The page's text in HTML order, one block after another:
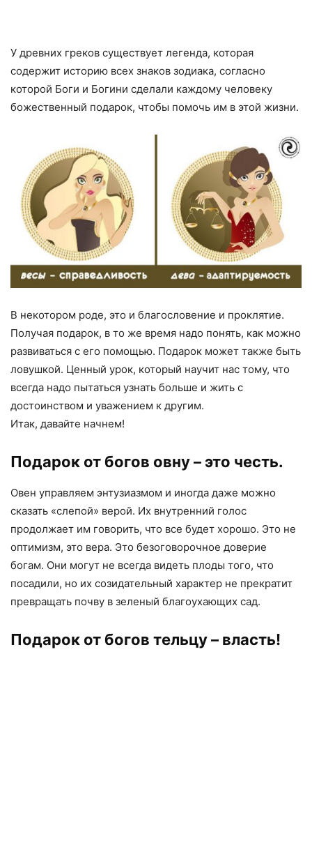
У древних греков существует легенда, которая
содержит историю всех знаков зодиака, согласно
которой Боги и Богини сделали каждому человеку
божественный подарок, чтобы помочь им в этой жизни.
В некотором роде, это и благословение и проклятие.
Получая подарок, в то же время надо понять, как можно
развиваться с его помощью. Подарок может также быть
ловушкой. Ценный урок, который научит нас тому, что
всегда надо пытаться узнать больше и жить с
достоинством и уважением к другим.
Итак, давайте начнем!
Подарок от богов овну – это честь.
Овен управляем энтузиазмом и иногда даже можно
сказать «слепой» верой. Их внутренний голос
продолжает им говорить, что все будет хорошо. Это не
оптимизм, это вера. Это безоговорочное доверие
богам. Они могут не всегда видеть плоды того, что
посадили, но их созидательный характер не прекратит
превращать почву в зеленый благоухающих сад.
Подарок от богов тельцу – власть!